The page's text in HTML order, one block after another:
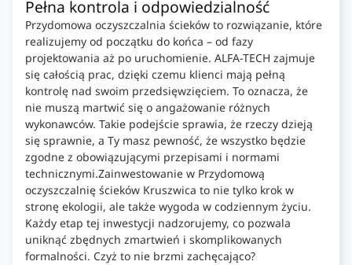
Pełna kontrola i odpowiedzialność
Przydomowa oczyszczalnia ścieków to rozwiązanie, które
realizujemy od początku do końca – od fazy
projektowania aż po uruchomienie. ALFA-TECH zajmuje
się całością prac, dzięki czemu klienci mają pełną
kontrolę nad swoim przedsięwzięciem. To oznacza, że
nie muszą martwić się o angażowanie różnych
wykonawców. Takie podejście sprawia, że rzeczy dzieją
się sprawnie, a Ty masz pewność, że wszystko będzie
zgodne z obowiązującymi przepisami i normami
technicznymi.Zainwestowanie w Przydomową
oczyszczalnię ścieków Kruszwica to nie tylko krok w
stronę ekologii, ale także wygoda w codziennym życiu.
Każdy etap tej inwestycji nadzorujemy, co pozwala
uniknąć zbędnych zmartwień i skomplikowanych
formalności. Czyż to nie brzmi zachęcająco?